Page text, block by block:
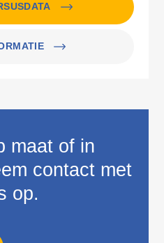
maat of in
contact met
op.